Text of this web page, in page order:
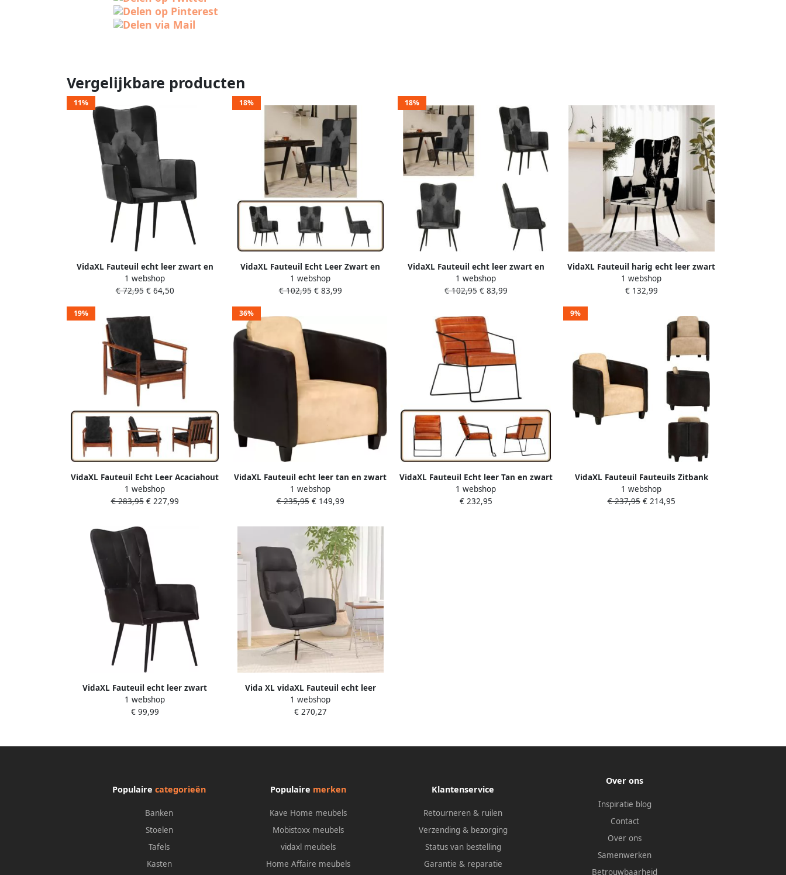
Vergelijkbare producten
11%
VidaXL Fauteuil echt leer zwart en
grijs
1 webshop
€ 72,95€ 64,50
18%
VidaXL Fauteuil Echt Leer Zwart en
Grijs Fauteuil Armstoel Lederen
Fauteuil Zwarte Fauteuil Grijze
Comfortabele Stoel
1 webshop
€ 102,95€ 83,99
18%
VidaXL Fauteuil echt leer zwart en
grijs Fauteuil Fauteuils Armstoel Zetel
1 webshop
€ 102,95€ 83,99
VidaXL Fauteuil harig echt leer zwart
en wit
1 webshop
€ 132,99
19%
VidaXL Fauteuil Echt Leer Acaciahout
Zwart Fauteuil Fauteuils Enkele
Fauteuil Leren Fauteuil
1 webshop
€ 283,95€ 227,99
36%
VidaXL Fauteuil echt leer tan en zwart
1 webshop
€ 235,95€ 149,99
VidaXL Fauteuil Echt leer Tan en zwart
Stijlvol Lederen Fauteuil Industrieel
Fauteuil Bruine Fauteuil Voor
1 webshop
€ 232,95
9%
VidaXL Fauteuil Fauteuils Zitbank
Zitbanken Fauteuil echt leer tan en
zwart
1 webshop
€ 237,95€ 214,95
VidaXL Fauteuil echt leer zwart
1 webshop
€ 99,99
Vida XL vidaXL Fauteuil echt leer
zwart-VXL-371789
1 webshop
€ 270,27
Populairecategorieën
Banken
Stoelen
Tafels
Kasten
Populaire merken
Kave Home meubels
Mobistoxx meubels
vidaxl meubels
Home Affaire meubels
Klantenservice
Retourneren & ruilen
Verzending & bezorging
Status van bestelling
Garantie & reparatie
Over ons
Inspiratie blog
Contact
Over ons
Samenwerken
Betrouwbaarheid